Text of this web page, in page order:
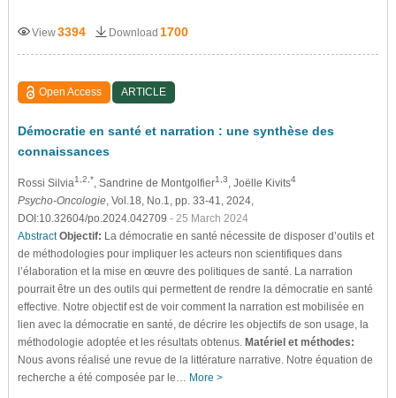
View3394 Download 1700
Open Access ARTICLE
Démocratie en santé et narration : une synthèse des
connaissances
Rossi Silvia1,2,* , Sandrine de Montgolfier1,3 , Joëlle Kivits4
Psycho-Oncologie, Vol.18, No.1, pp. 33-41, 2024,
DOI:10.32604/po.2024.042709 - 25 March 2024
Abstract Objectif: La démocratie en santé nécessite de disposer d’outils et
de méthodologies pour impliquer les acteurs non scientifiques dans
l’élaboration et la mise en œuvre des politiques de santé. La narration
pourrait être un des outils qui permettent de rendre la démocratie en santé
effective. Notre objectif est de voir comment la narration est mobilisée en
lien avec la démocratie en santé, de décrire les objectifs de son usage, la
méthodologie adoptée et les résultats obtenus. Matériel et méthodes:
Nous avons réalisé une revue de la littérature narrative. Notre équation de
recherche a été composée par le… More >